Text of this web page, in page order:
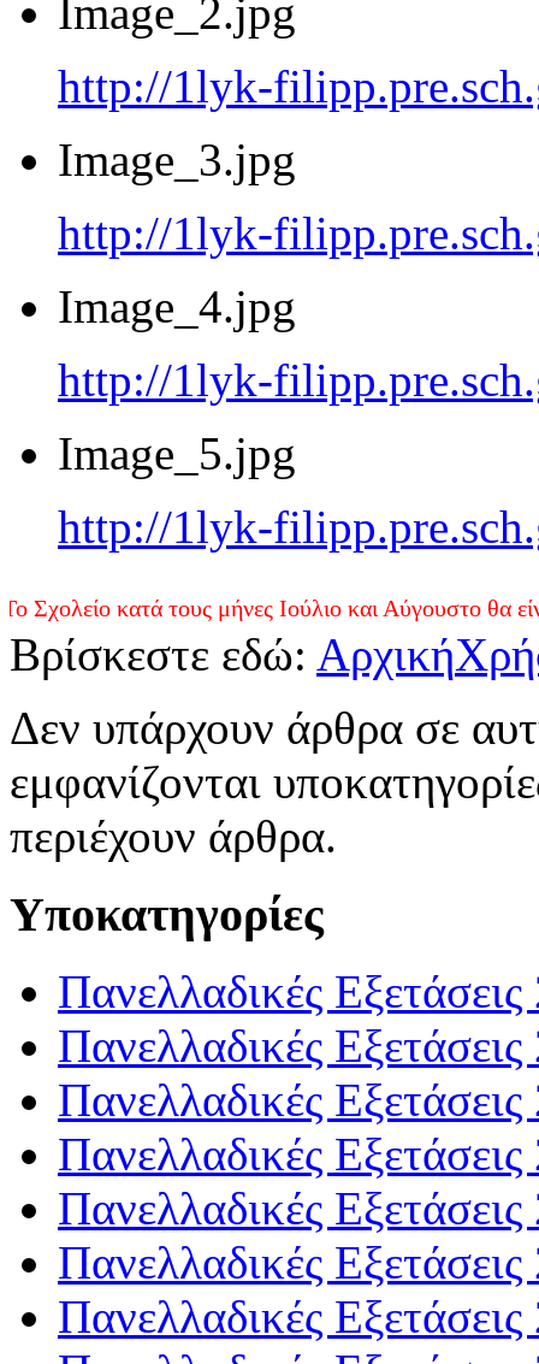
Image_2.jpg
http://1lyk-
Image_3.jpg
http://1lyk-
Image_4.jpg
http://1lyk-
Image_5.jpg
http://1lyk-
κατά τους μήνες Ιούλιο και Αύγουστο θα είναι
Βρίσκεστε εδώ: Αρχική
Δεν υπάρχουν άρθρα σε
εμφανίζονται
περιέχουν άρθρα.
Υποκατηγορίες
Πανελλαδικές
Πανελλαδικές
Πανελλαδικές
Πανελλαδικές
Πανελλαδικές
Πανελλαδικές
Πανελλαδικές